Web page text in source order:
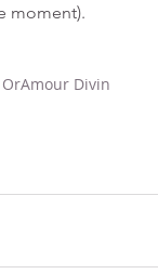
moment).
Amour Divin